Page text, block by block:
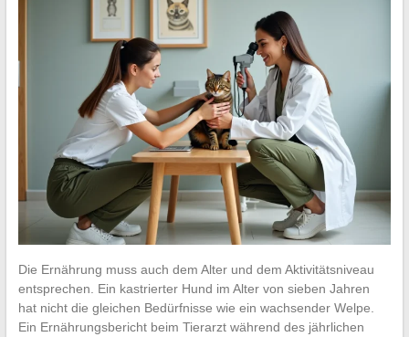
Die Ernährung muss auch dem Alter und dem Aktivitätsniveau
entsprechen. Ein kastrierter Hund im Alter von sieben Jahren
hat nicht die gleichen Bedürfnisse wie ein wachsender Welpe.
Ein Ernährungsbericht beim Tierarzt während des jährlichen